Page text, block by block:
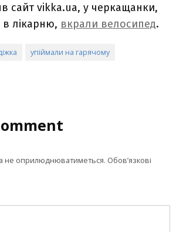
сайт vikka.ua, у черкащанки,
в лікарню, вкрали велосипед.
упіймали на гарячому
не оприлюднюватиметься. Обов’язкові